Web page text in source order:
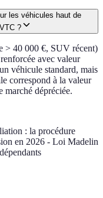
les véhicules haut de
?
> 40 000 €, SUV récent)
avec valeur
véhicule standard, mais
correspond à la valeur
marché dépréciée.
: la procédure
en 2026 - Loi Madelin